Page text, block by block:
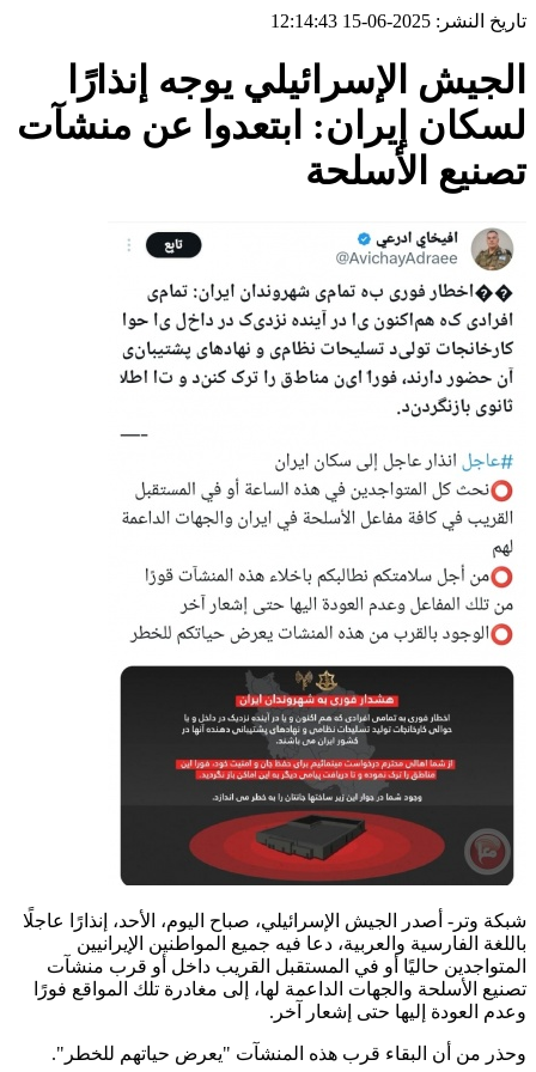
تاريخ النشر: 2025-06-15 12:14:43
الجيش الإسرائيلي يوجه إنذارًا
لسكان إيران: ابتعدوا عن منشآت
تصنيع الأسلحة
شبكة وتر- أصدر الجيش الإسرائيلي، صباح اليوم، الأحد، إنذارًا عاجلًا
باللغة الفارسية والعربية، دعا فيه جميع المواطنين الإيرانيين
المتواجدين حاليًا أو في المستقبل القريب داخل أو قرب منشآت
تصنيع الأسلحة والجهات الداعمة لها، إلى مغادرة تلك المواقع فورًا
وعدم العودة إليها حتى إشعار آخر.
وحذر من أن البقاء قرب هذه المنشآت "يعرض حياتهم للخطر".